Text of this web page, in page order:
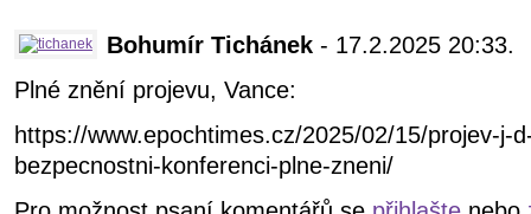
Bohumír Tichánek - 17.2.2025 20:33.
Plné znění projevu, Vance:
https://www.epochtimes.cz/2025/02/15/projev-j-
bezpecnostni-konferenci-plne-zneni/